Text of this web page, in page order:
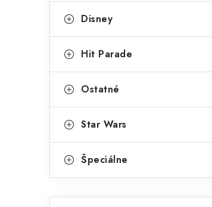
Disney
Hit Parade
Ostatné
Star Wars
Špeciálne